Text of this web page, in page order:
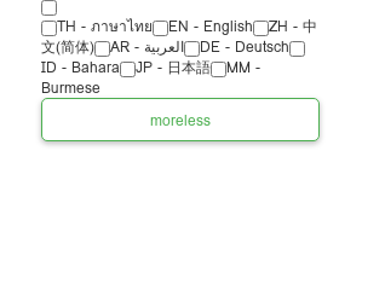
TH - ‏ภาษาไทย EN - English
ZH - 中
文(简体)
‏AR - ‏العربية‏
DE - Deutsch
ID - Bahara
JP - 日本語
MM -
Burmese
moreless